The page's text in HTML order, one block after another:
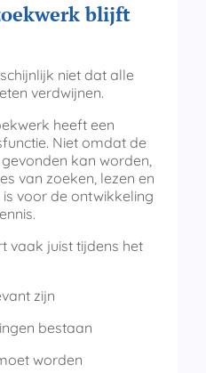
blijft
niet dat alle
verdwijnen.
heeft een
Niet omdat de
kan worden,
van zoeken, lezen en
voor de ontwikkeling
vaak juist tijdens het
zijn
bestaan
worden